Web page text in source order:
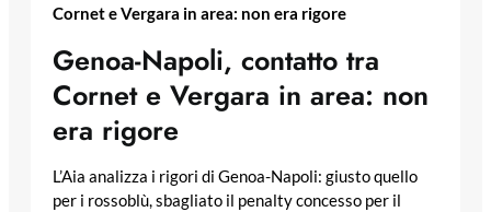
Cornet e Vergara in area: non era rigore
Genoa-Napoli, contatto tra
Cornet e Vergara in area: non
era rigore
L’Aia analizza i rigori di Genoa-Napoli: giusto quello
per i rossoblù, sbagliato il penalty concesso per il